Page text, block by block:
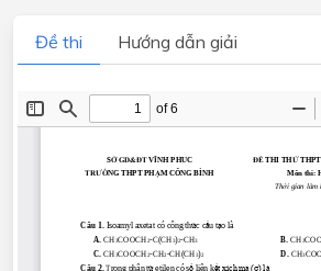
Đề thi Hướng dẫn giải